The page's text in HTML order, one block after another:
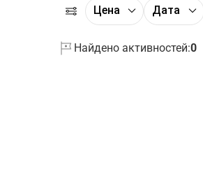
Цена Дата
Найдено активностей:0